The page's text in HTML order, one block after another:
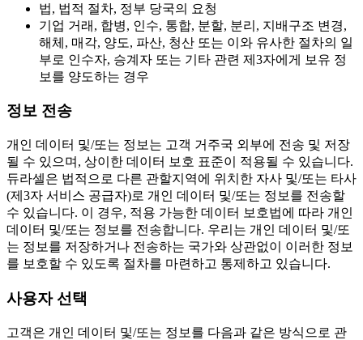
법, 법적 절차, 정부 당국의 요청
기업 거래, 합병, 인수, 통합, 분할, 분리, 지배구조 변경,
해체, 매각, 양도, 파산, 청산 또는 이와 유사한 절차의 일
부로 인수자, 승계자 또는 기타 관련 제3자에게 보유 정
보를 양도하는 경우
정보 전송
개인 데이터 및/또는 정보는 고객 거주국 외부에 전송 및 저장
될 수 있으며, 상이한 데이터 보호 표준이 적용될 수 있습니다.
듀라셀은 법적으로 다른 관할지역에 위치한 자사 및/또는 타사
(제3자 서비스 공급자)로 개인 데이터 및/또는 정보를 전송할
수 있습니다. 이 경우, 적용 가능한 데이터 보호법에 따라 개인
데이터 및/또는 정보를 전송합니다. 우리는 개인 데이터 및/또
는 정보를 저장하거나 전송하는 국가와 상관없이 이러한 정보
를 보호할 수 있도록 절차를 마련하고 통제하고 있습니다.
사용자 선택
고객은 개인 데이터 및/또는 정보를 다음과 같은 방식으로 관